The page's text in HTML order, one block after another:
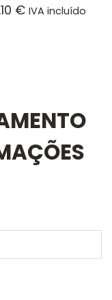
€ IVA incluído